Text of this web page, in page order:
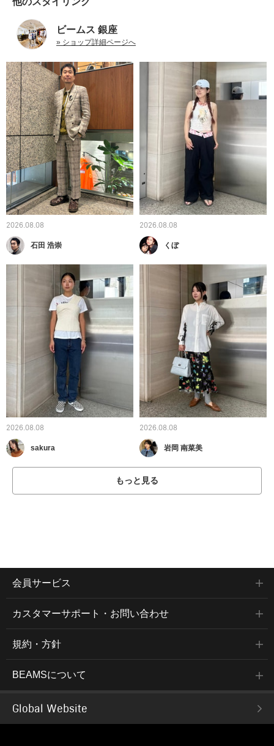
ビームス 銀座
» ショップ詳細ページへ
2026.08.08
石田 浩崇
2026.08.08
くぼ
2026.08.08
sakura
2026.08.08
岩岡 南菜美
もっと見る
会員サービス
カスタマーサポート・お問い合わせ
規約・方針
BEAMSについて
Global Website